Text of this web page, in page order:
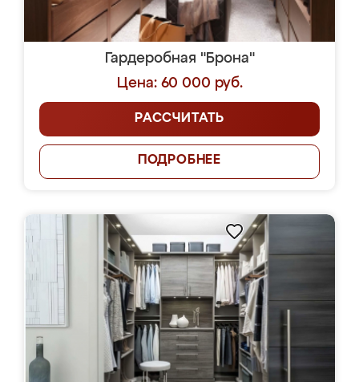
Гардеробная "Брона"
Цена: 60 000 руб.
РАССЧИТАТЬ
ПОДРОБНЕЕ